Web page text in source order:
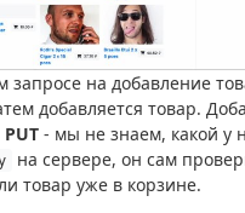
запросе на добавление
добавляется товар.
PUT- мы не знаем, какой у
на сервере, он сам
товар уже в корзине.